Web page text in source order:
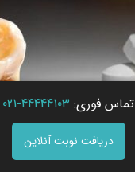
تماس فوری: 44444103-021
دریافت نوبت آنلاین